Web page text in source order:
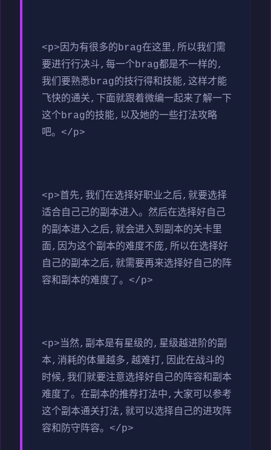
<p>因为有很多的brag在这里,所以我们需
要进行行决斗,每一个brag都是不一样的,
我们要熟悉brag的技行得和技能,这样才能
飞快的通关,下面就跟着微编一起来了解一下
这个brag的技能,以及她的一些打法攻略
吧。</p>
<p>首先,我们在选择好职业之后,就要选择
适合自己己的副本进入。然后在选择好自己
的副本进入之后,就会进入到副本的关卡里
面,因为这个副本的难度不庞,所以在选择好
自己的副本之后,就需要再来选择好自己的阵
容和副本的难度了。</p>
<p>当然,副本是有星级的,星级越进阶的副
本,消耗的体量越多,越难打,因此在战斗的
时候,我们就要注意选择好自己的阵容和副本
难度了。在副本的推荐打法中,大家可以参考
这个副本通关打法,就可以选择自己的进攻阵
容和防守阵容。</p>